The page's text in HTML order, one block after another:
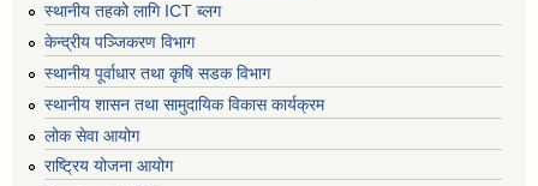
स्थानीय तहको लागि ICT ब्लग
केन्द्रीय पञ्जिकरण विभाग
स्थानीय पूर्वाधार तथा कृषि सडक विभाग
स्थानीय शासन तथा सामुदायिक विकास कार्यक्रम
लोक सेवा आयोग
राष्ट्रिय योजना आयोग